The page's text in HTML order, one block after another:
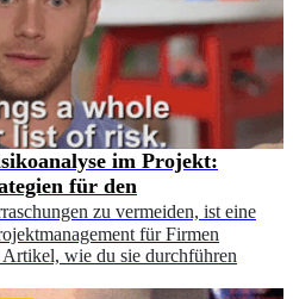
im Projekt:
für den
zu vermeiden, ist eine
für Firmen
wie du sie durchführen